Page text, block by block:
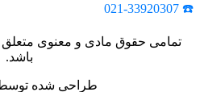
☎️ 021-33920307
تمامی حقوق مادی و معنوی
باشد.
طراحی شده